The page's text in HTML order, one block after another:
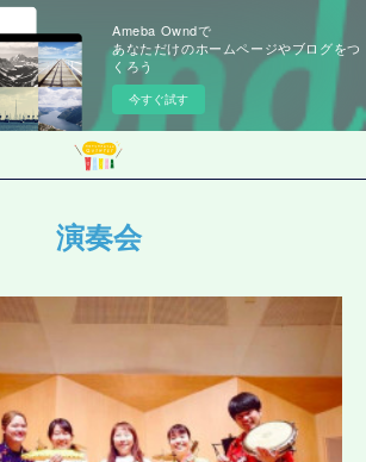
Ameba Owndで
あなただけのホームページやブログをつ
くろう
今すぐ試す
演奏会